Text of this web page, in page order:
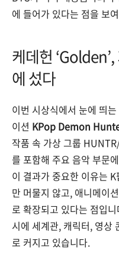
에 들어가 있다는 점을 보
케데헌
에 섰다
이번 시상식에서 눈에 띄
이션 KPop Demon
작품 속 가상 그룹
를 포함해 주요 음악 부문
이 결과가 중요한 이유는
만 머물지 않고, 애니메이
로 확장되고 있다는 점입
시에 세계관, 캐릭터, 영상
로 커지고 있습니다.